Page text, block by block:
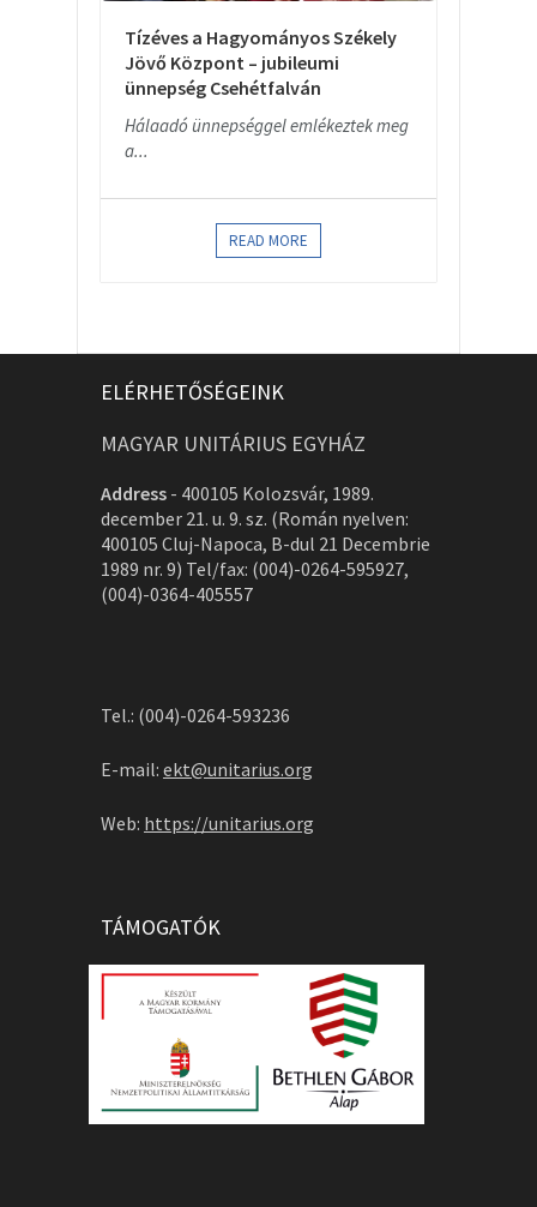
Tízéves a Hagyományos Székely
Jövő Központ – jubileumi
ünnepség Csehétfalván
Hálaadó ünnepséggel emlékeztek meg
a...
READ MORE
ELÉRHETŐSÉGEINK
MAGYAR UNITÁRIUS EGYHÁZ
Address - 400105 Kolozsvár, 1989.
december 21. u. 9. sz. (Román nyelven:
400105 Cluj-Napoca, B-dul 21 Decembrie
1989 nr. 9) Tel/fax: (004)-0264-595927,
(004)-0364-405557
Tel.: (004)-0264-593236
E-mail: ekt@unitarius.org
Web: https://unitarius.org
TÁMOGATÓK